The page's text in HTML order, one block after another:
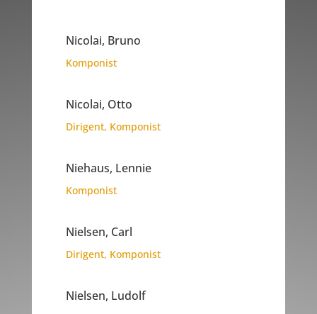
Nicolai, Bruno
Komponist
Nicolai, Otto
Dirigent, Komponist
Niehaus, Lennie
Komponist
Nielsen, Carl
Dirigent, Komponist
Nielsen, Ludolf